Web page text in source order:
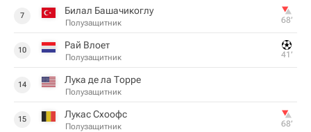
7 Билал Башачикоглу
Полузащитник 68‎’‎
10 Рай Влоет
Полузащитник 41‎’‎
14 Лука де ла Торре
Полузащитник
15 Лукас Схоофс
Полузащитник 68‎’‎